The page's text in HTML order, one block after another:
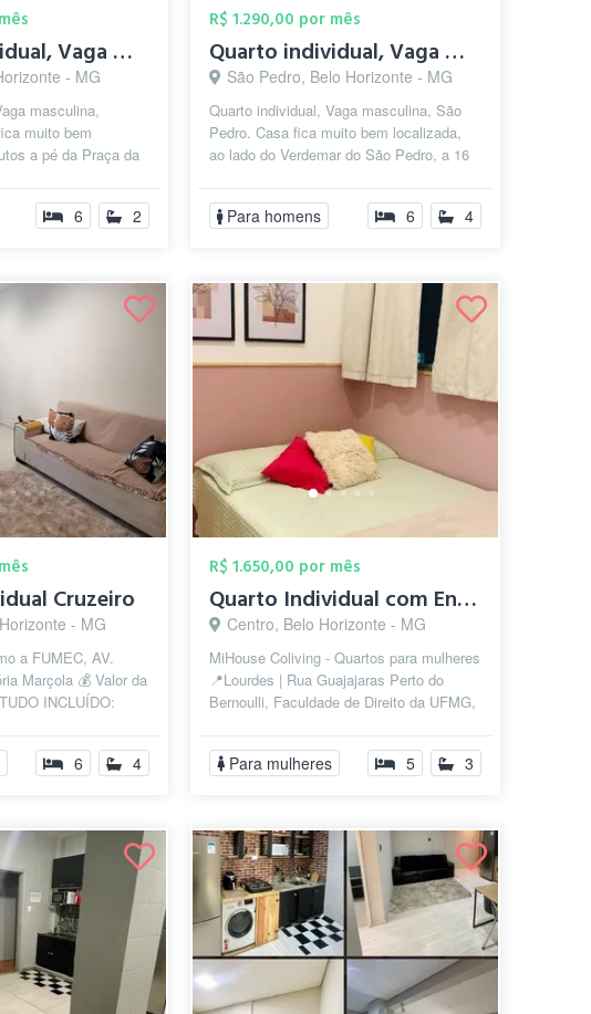
Quarto individual, Vaga masculina, Savas...
- MG
masculina,
muito bem
a pé da Praça da
6 2
R$ 1.290,00 por mês
Quarto individual, Vaga masculina, São P...
São Pedro, Belo Horizonte - MG
Quarto individual, Vaga masculina, São
Pedro. Casa fica muito bem localizada,
ao lado do Verdemar do São Pedro, a 16
Para homens 6 4
Cruzeiro
- MG
a FUMEC, AV.
Marçola 💰 Valor da
INCLUÍDO:
6 4
R$ 1.650,00 por mês
Quarto Individual com Entrada Independen...
Centro, Belo Horizonte - MG
MiHouse Coliving - Quartos para mulheres
📍Lourdes | Rua Guajajaras Perto do
Bernoulli, Faculdade de Direito da UFMG,
Para mulheres 5 3